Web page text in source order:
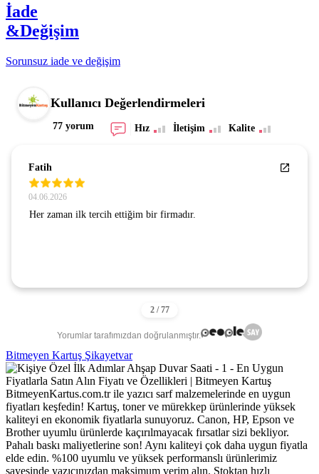
İade
&Değişim
Sorunsuz iade ve değişim
Kullanıcı Değerlendirmeleri
77 yorum Hız İletişim Kalite
SEZGİN GÜNAY
24.07.2026
GÜVENLİ BİR SİTE . GÖNÜL RAHATLIĞIYLA
Yorumlar tarafımızdan doğrulanmıştır.
Bitmeyen Kartuş Şikayetvar
BitmeyenKartus.com.tr ile yazıcı sarf malzemelerinde en uygun
fiyatları keşfedin! Kartuş, toner ve mürekkep ürünlerinde yüksek
kaliteyi en ekonomik fiyatlarla sunuyoruz. Canon, HP, Epson ve
Brother uyumlu ürünlerde kaçırılmayacak fırsatlar sizi bekliyor.
Pahalı baskı maliyetlerine son! Aynı kaliteyi çok daha uygun fiyatla
elde edin. %100 uyumlu ve yüksek performanslı ürünlerimiz
sayesinde yazıcınızdan maksimum verim alın. Stoktan hızlı